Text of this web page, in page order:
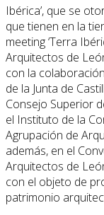
Ibérica’, que se
que tienen en la
meeting ‘Terra
Arquitectos de
con la
de la Junta de
Consejo Superior
el Instituto de la
Agrupación de
además, en el
Arquitectos de
con el objeto de
patrimonio